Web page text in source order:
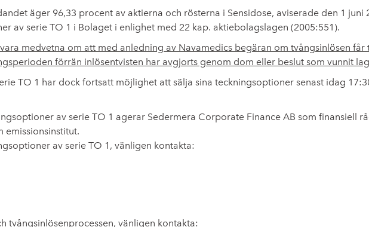
äger 96,33 procent av aktierna och rösterna i Sensidose, aviserade den 1
av serie TO 1 i Bolaget i enlighet med 22 kap. aktiebolagslagen (2005:551).
medvetna om att med anledning av Navamedics begäran om tvångsinlösen
förrän inlösentvisten har avgjorts genom dom eller beslut som vunnit
TO 1 har dock fortsatt möjlighet att sälja sina teckningsoptioner senast idag
av serie TO 1 agerar Sedermera Corporate Finance AB som finansiell
emissionsinstitut.
av serie TO 1, vänligen kontakta:
tvångsinlösenprocessen, vänligen kontakta: